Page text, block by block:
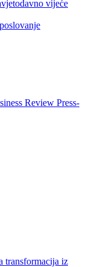
vijeće
Review Press-
transformacija iz